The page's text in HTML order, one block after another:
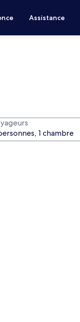
Assistance